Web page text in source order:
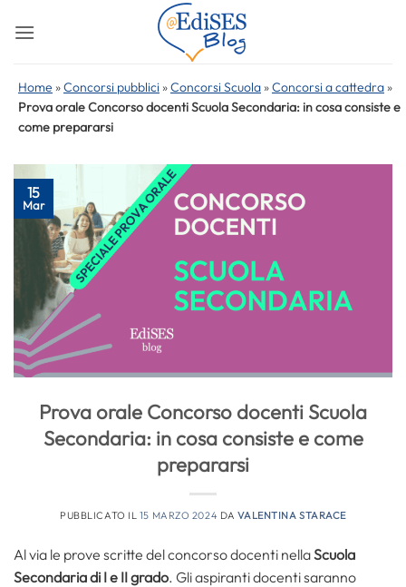
Home »Concorsi pubblici »Concorsi Scuola »Concorsi a cattedra »
Prova orale Concorso docenti Scuola Secondaria: in cosa consiste e
come prepararsi
15
Mar
Prova orale Concorso docenti Scuola
Secondaria: in cosa consiste e come
prepararsi
PUBBLICATO IL 15 MARZO 2024 DAVALENTINA STARACE
Al via le prove scritte del concorso docenti nellaScuola
Secondaria di I e II grado. Gli aspiranti docenti saranno